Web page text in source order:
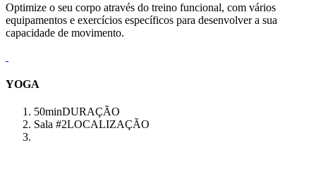
Optimize o seu corpo através do treino funcional, com vários
equipamentos e exercícios específicos para desenvolver a sua
capacidade de movimento.
YOGA
50minDURAÇÃO
Sala #2LOCALIZAÇÃO